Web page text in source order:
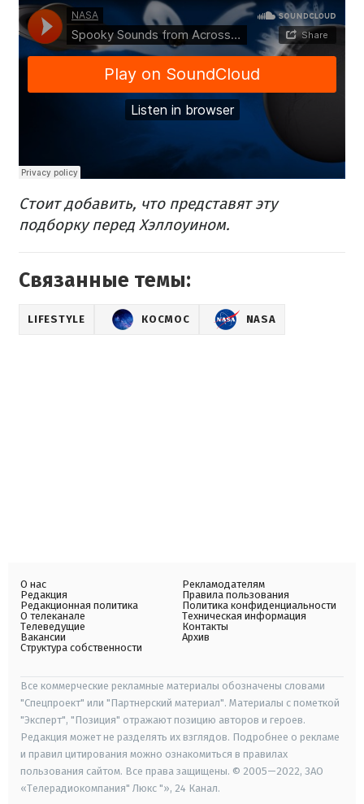
Стоит добавить, что представят эту
подборку перед Хэллоуином.
Связанные темы:
LIFESTYLE КОСМОС NASA
О нас
Редакция
Редакционная политика
О телеканале
Телеведущие
Вакансии
Структура собственности
Рекламодателям
Правила пользования
Политика конфиденциальности
Техническая информация
Контакты
Архив
Все коммерческие рекламные материалы обозначены словами
"Спецпроект" или "Партнерский материал". Материалы с пометкой
"Эксперт", "Позиция" отражают позицию авторов и героев.
Редакция может не разделять их взглядов. Подробнее о рекламе
и правил цитирования можно ознакомиться в правилах
пользования сайтом. Все права защищены. © 2005—2022, ЗАО
«Телерадиокомпания" Люкс "», 24 Канал.